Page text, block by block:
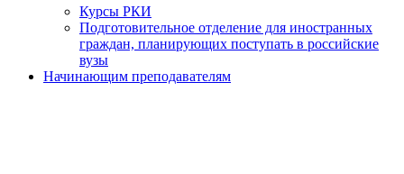
Курсы РКИ
Подготовительное отделение для иностранных
граждан, планирующих поступать в российские
вузы
Начинающим преподавателям